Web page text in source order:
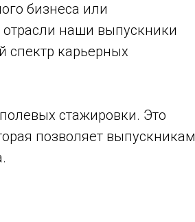
бизнеса или
наши выпускники
карьерных
стажировки. Это
позволяет выпускникам